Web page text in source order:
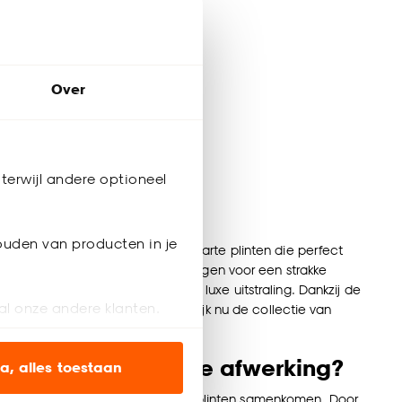
Over
andere optioneel
van producten in je
onze andere klanten.
alles toestaan
je een uitgebreid assortiment zwarte plinten die perfect
zwarte plinten, onze plinten zorgen voor een strakke
geven je interieur een moderne, luxe uitstraling. Dankzij de
Zwarte plinten kopen? Bekijk nu de collectie van
een nauwkeurige afwerking?